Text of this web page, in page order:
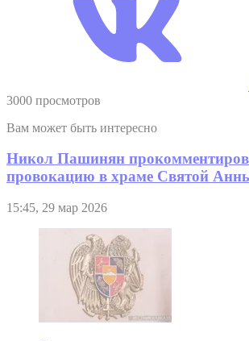
3000 просмотров
Вам может быть интересно
Никол Пашинян
провокацию в храме Святой
15:45, 29 мар 2026